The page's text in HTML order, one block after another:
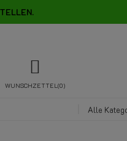
WUNSCHZETTEL 0
Alle